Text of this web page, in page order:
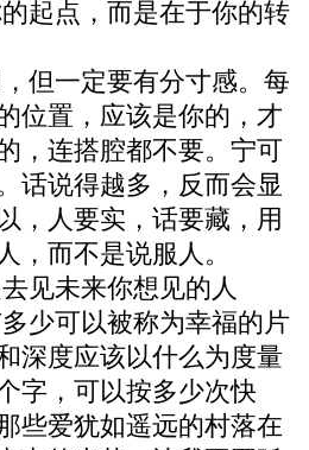
起点，而是在于你的转
但一定要有分寸感。每
位置，应该是你的，才
，连搭腔都不要。宁可
话说得越多，反而会显
，人要实，话要藏，用
，而不是说服人。
见未来你想见的人
少可以被称为幸福的片
深度应该以什么为度量
字，可以按多少次快
些爱犹如遥远的村落在